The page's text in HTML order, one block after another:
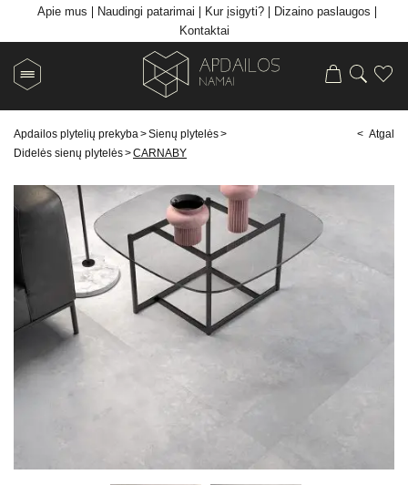
Apie mus Naudingi patarimai Kur įsigyti?
Dizaino paslaugos
Kontaktai
Apdailos plytelių prekyba >Sienų plytelės>
Didelės sienų plytelės>CARNABY
< Atgal